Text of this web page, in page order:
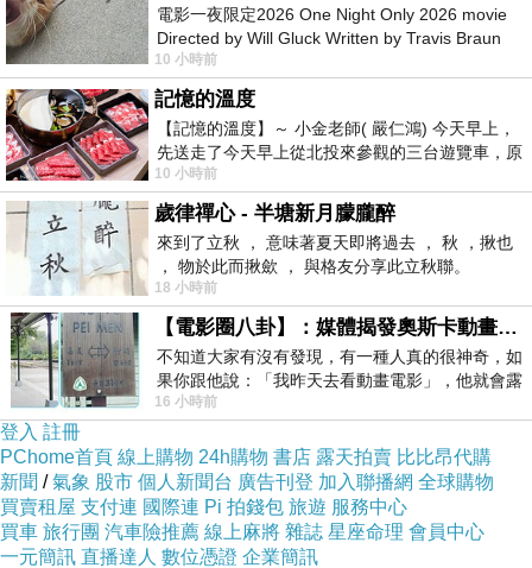
電影一夜限定2026 One Night Only 2026 movie
Directed by Will Gluck Written by Travis Braun
Starring Monica Barbaro
10 小時前
記憶的溫度
【記憶的溫度】～ 小金老師( 嚴仁鴻) 今天早上，
先送走了今天早上從北投來參觀的三台遊覽車，原
以為展場已經差不多要安靜下來，卻發
10 小時前
歲律禪心 - 半塘新月朦朧醉
來到了立秋 ， 意味著夏天即將過去 ， 秋 ，揪也
， 物於此而揪歛 ， 與格友分享此立秋聯。
18 小時前
【電影圈八卦】：媒體揭發奧斯卡動畫項目投票醜聞！好萊塢為什麼看不起動畫電影？
不知道大家有沒有發現，有一種人真的很神奇，如
果你跟他說：「我昨天去看動畫電影」，他就會露
出一種慈祥的微笑，然後問你是不是陪小
16 小時前
登入 註冊
PChome首頁 線上購物 24h購物 書店 露天拍賣 比比昂代購
新聞 /氣象 股市 個人新聞台 廣告刊登 加入聯播網 全球購物
買賣租屋 支付連 國際連 Pi 拍錢包 旅遊 服務中心
買車 旅行團 汽車險推薦 線上麻將 雜誌 星座命理 會員中心
一元簡訊 直播達人 數位憑證 企業簡訊